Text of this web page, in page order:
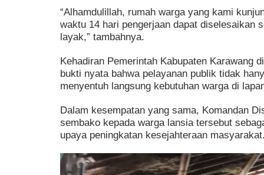
“Alhamdulillah, rumah warga yang kami
waktu 14 hari pengerjaan dapat diselesaikan
layak,” tambahnya.
Kehadiran Pemerintah Kabupaten Karawang
bukti nyata bahwa pelayanan publik tidak
menyentuh langsung kebutuhan warga di
Dalam kesempatan yang sama, Komandan
sembako kepada warga lansia tersebut
upaya peningkatan kesejahteraan